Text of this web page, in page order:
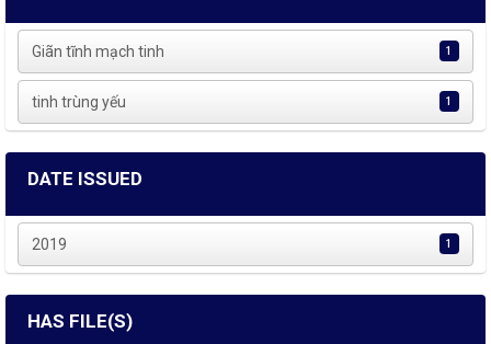
Giãn tĩnh mạch tinh 1
tinh trùng yếu 1
DATE ISSUED
2019 1
HAS FILE(S)